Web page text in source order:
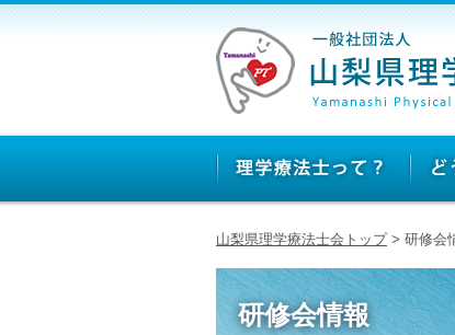
山梨県理学療法士会トップ> 研修会
研修会情報